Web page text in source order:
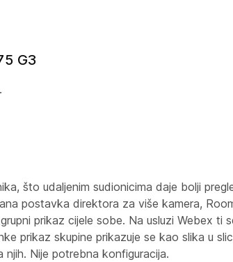
G3
što udaljenim sudionicima daje bolji
postavka direktora za više kamera,
prikaz cijele sobe. Na usluzi Webex ti
prikaz skupine prikazuje se kao slika u
Nije potrebna konfiguracija.